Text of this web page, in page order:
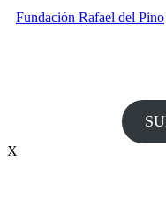
Fundación Rafael del Pino
X